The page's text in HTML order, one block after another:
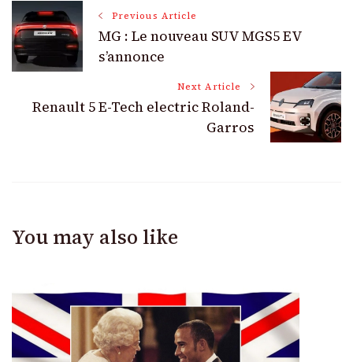
Post
Navigation
Previous Article
MG : Le nouveau SUV MGS5 EV
s’annonce
Next Article
Renault 5 E-Tech electric Roland-
Garros
You may also like